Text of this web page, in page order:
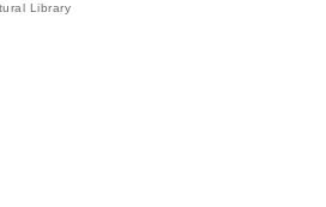
Library